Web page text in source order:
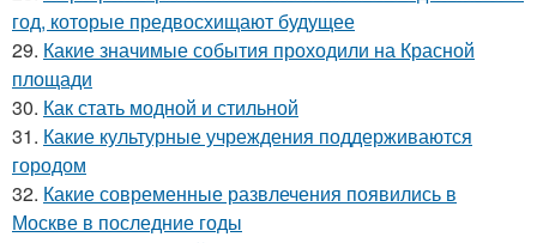
год, которые предвосхищают будущее
29. Какие значимые события проходили на Красной
площади
30. Как стать модной и стильной
31. Какие культурные учреждения поддерживаются
городом
32. Какие современные развлечения появились в
Москве в последние годы